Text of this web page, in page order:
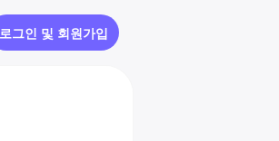
로그인 및 회원가입